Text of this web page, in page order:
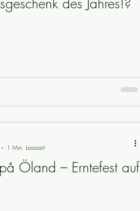
Öland – Erntefest auf
1 Min. Lesezeit